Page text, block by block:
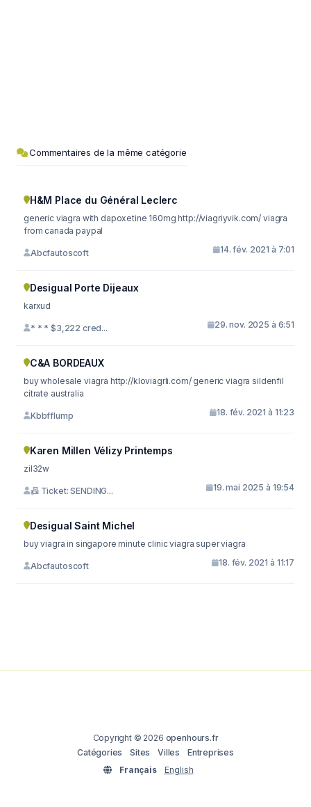
Commentaires de la même catégorie
H&M Place du Général Leclerc
generic viagra with dapoxetine 160mg http://viagriyvik.com/ viagra
from canada paypal
Abcfautoscoft 14. fév. 2021 à 7:01
Desigual Porte Dijeaux
karxud
* * * $3,222 cred... 29. nov. 2025 à 6:51
C&A BORDEAUX
buy wholesale viagra http://kloviagrli.com/ generic viagra sildenfil
citrate australia
Kbbfflump 18. fév. 2021 à 11:23
Karen Millen Vélizy Printemps
zil32w
📠 Ticket: SENDING... 19. mai 2025 à 19:54
Desigual Saint Michel
buy viagra in singapore minute clinic viagra super viagra
Abcfautoscoft 18. fév. 2021 à 11:17
Copyright © 2026 openhours.fr
Catégories
Sites Villes
Entreprises
Français
English